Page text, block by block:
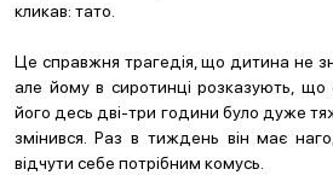
кликав: тато.
Це справжня трагедія, що дитина не
але йому в сиротинці розказують, що
його десь дві-три години було дуже
змінився. Раз в тиждень він має
відчути себе потрібним комусь.